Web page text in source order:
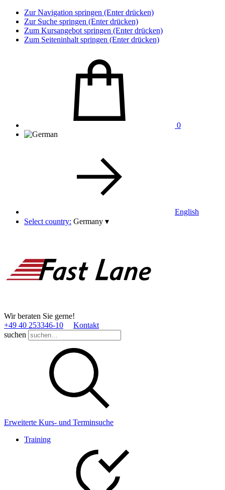
Zur Navigation springen (Enter drücken)
Zur Suche springen (Enter drücken)
Zum Kursangebot springen (Enter drücken)
Zum Seiteninhalt springen (Enter drücken)
0
English
Select country: Germany ▾
Wir beraten Sie gerne!
+49 40 253346­-10
Kontakt
suchen
Erweiterte Kurs- und Terminsuche
Training